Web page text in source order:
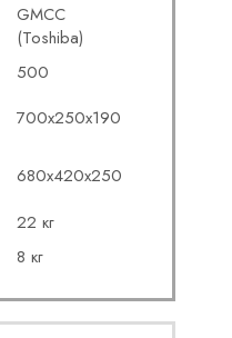
GMCC
(Toshiba)
500
700x250x190
680x420x250
22 кг
8 кг